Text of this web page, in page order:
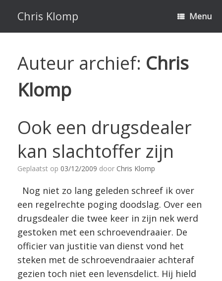
inhoud
Chris Klomp Menu
Auteur archief: Chris
Klomp
Ook een drugsdealer
kan slachtoffer zijn
Geplaatst op 03/12/2009 door Chris Klomp
Nog niet zo lang geleden schreef ik over
een regelrechte poging doodslag. Over een
drugsdealer die twee keer in zijn nek werd
gestoken met een schroevendraaier. De
officier van justitie van dienst vond het
steken met de schroevendraaier achteraf
gezien toch niet een levensdelict. Hij hield